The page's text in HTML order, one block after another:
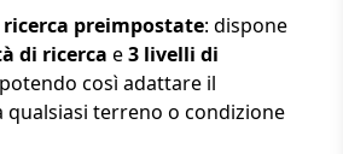
preimpostate: dispone
di ricerca e3 livelli di
così adattare il
qualsiasi terreno o condizione